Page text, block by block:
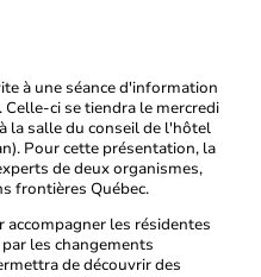
à une séance d'information
ci se tiendra le mercredi
la salle du conseil de l'hôtel
Pour cette présentation, la
de deux organismes,
frontières Québec.
les résidentes
les changements
de découvrir des